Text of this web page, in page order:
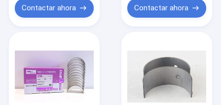
Productos
VR Show
Sobre nosotros
Contactar ahora Contactar ahora